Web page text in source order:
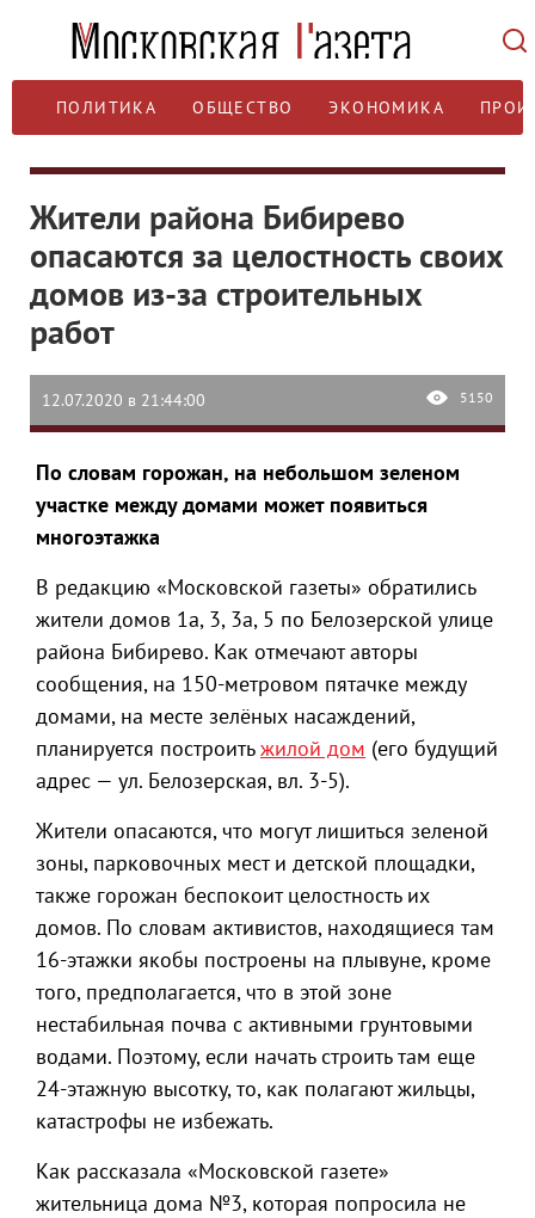
ПОЛИТИКА ОБЩЕСТВО ЭКОНОМИКА
Жители района Бибирево
опасаются за целостность своих
домов из-за строительных
работ
12.07.2020 в 21:44:00 5150
По словам горожан, на небольшом зеленом
участке между домами может появиться
многоэтажка
В редакцию «Московской газеты» обратились
жители домов 1а, 3, 3а, 5 по Белозерской улице
района Бибирево. Как отмечают авторы
сообщения, на 150-метровом пятачке между
домами, на месте зелёных насаждений,
планируется построитьжилой дом (его будущий
адрес — ул. Белозерская, вл. 3-5).
Жители опасаются, что могут лишиться зеленой
зоны, парковочных мест и детской площадки,
также горожан беспокоит целостность их
домов. По словам активистов, находящиеся там
16-этажки якобы построены на плывуне, кроме
того, предполагается, что в этой зоне
нестабильная почва с активными грунтовыми
водами. Поэтому, если начать строить там еще
24-этажную высотку, то, как полагают жильцы,
катастрофы не избежать.
Как рассказала «Московской газете»
жительница дома №3, которая попросила не